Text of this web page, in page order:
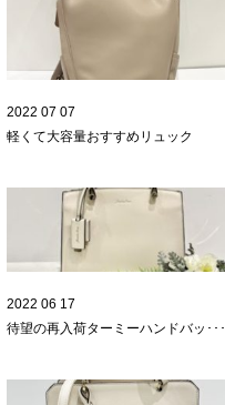
2022 07 07
軽くて大容量おすすめリュック
2022 06 17
待望の再入荷ターミーハンドバッ･･･